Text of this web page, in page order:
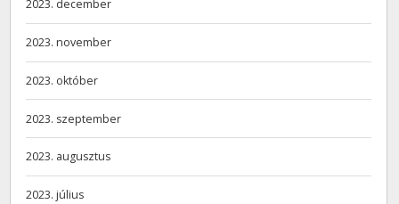
2023. december
2023. november
2023. október
2023. szeptember
2023. augusztus
2023. július